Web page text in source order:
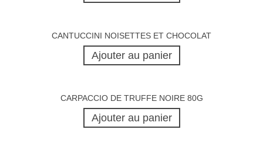
CANTUCCINI NOISETTES ET CHOCOLAT
Ajouter au panier
CARPACCIO DE TRUFFE NOIRE 80G
Ajouter au panier